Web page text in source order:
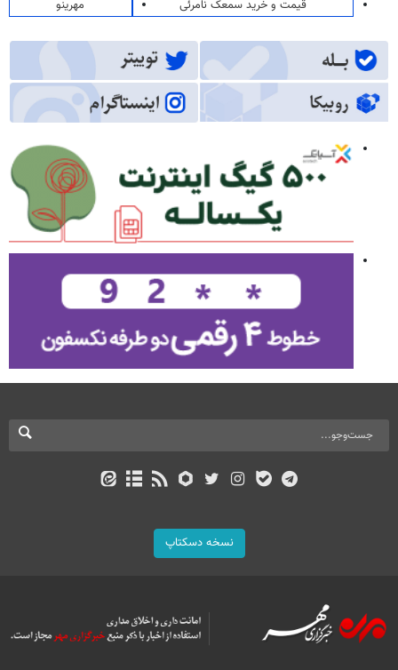
قیمت و خرید سمعک نامرئی
مهرینو
نسخه دسکتاپ